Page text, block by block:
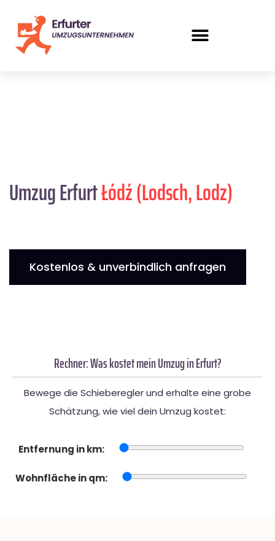
Umzug ErfurtŁódź (Lodsch, Lodz)
Kostenlos & unverbindlich anfragen
Rechner: Was kostet mein Umzug in Erfurt?
Bewege die Schieberegler und erhalte eine grobe
Schätzung, wie viel dein Umzug kostet:
Entfernung in km:
Wohnfläche in qm: